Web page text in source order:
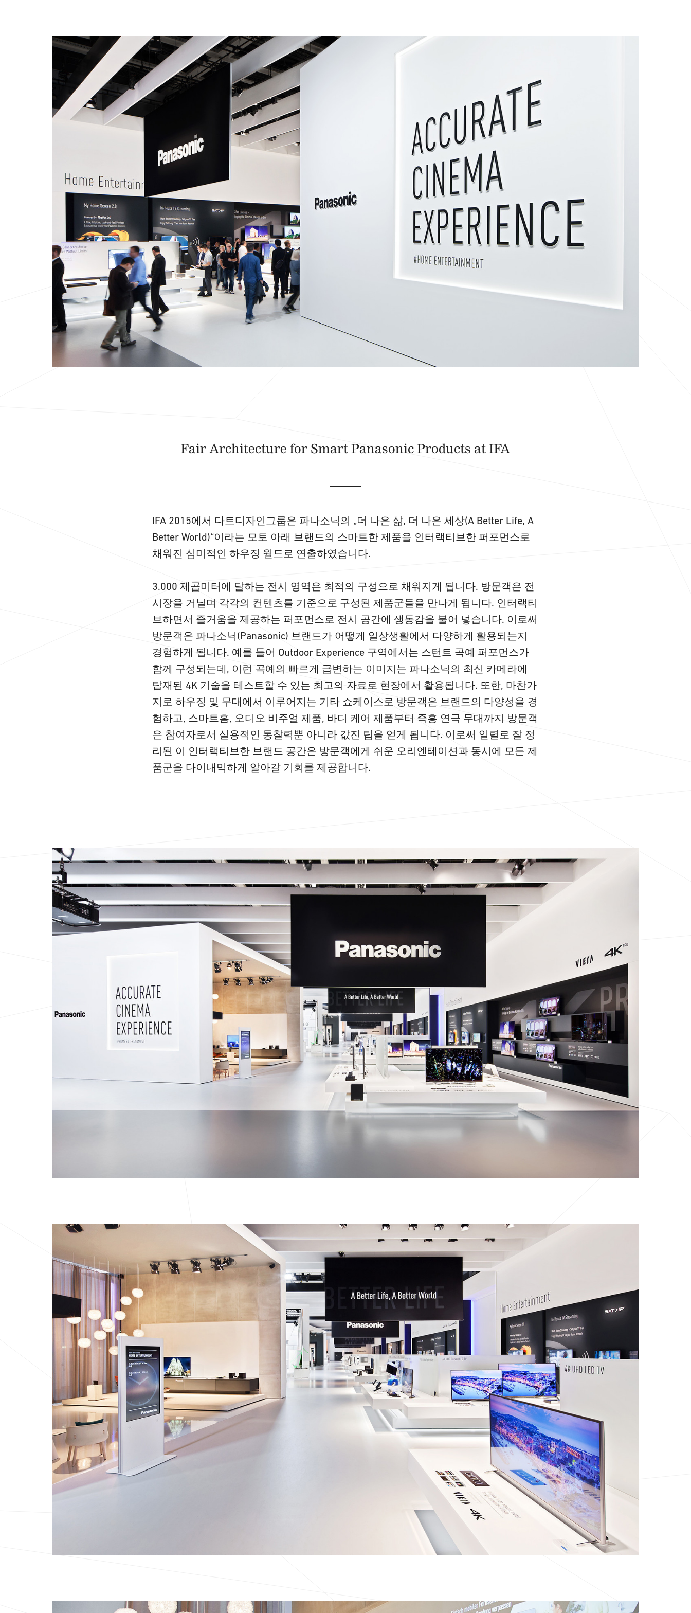
Fair Architecture for Smart Panasonic Products at IFA
IFA 2015에서 다트디자인그룹은 파나소닉의 „더 나은 삶, 더 나은 세상(A Better Life, A
Better World)“이라는 모토 아래 브랜드의 스마트한 제품을 인터랙티브한 퍼포먼스로
채워진 심미적인 하우징 월드로 연출하였습니다.
3.000 제곱미터에 달하는 전시 영역은 최적의 구성으로 채워지게 됩니다. 방문객은 전
시장을 거닐며 각각의 컨텐츠를 기준으로 구성된 제품군들을 만나게 됩니다. 인터랙티
브하면서 즐거움을 제공하는 퍼포먼스로 전시 공간에 생동감을 불어 넣습니다. 이로써
방문객은 파나소닉(Panasonic) 브랜드가 어떻게 일상생활에서 다양하게 활용되는지
경험하게 됩니다. 예를 들어 Outdoor Experience 구역에서는 스턴트 곡예 퍼포먼스가
함께 구성되는데, 이런 곡예의 빠르게 급변하는 이미지는 파나소닉의 최신 카메라에
탑재된 4K 기술을 테스트할 수 있는 최고의 자료로 현장에서 활용됩니다. 또한, 마찬가
지로 하우징 및 무대에서 이루어지는 기타 쇼케이스로 방문객은 브랜드의 다양성을 경
험하고, 스마트홈, 오디오 비주얼 제품, 바디 케어 제품부터 즉흥 연극 무대까지 방문객
은 참여자로서 실용적인 통찰력뿐 아니라 값진 팁을 얻게 됩니다. 이로써 일렬로 잘 정
리된 이 인터랙티브한 브랜드 공간은 방문객에게 쉬운 오리엔테이션과 동시에 모든 제
품군을 다이내믹하게 알아갈 기회를 제공합니다.